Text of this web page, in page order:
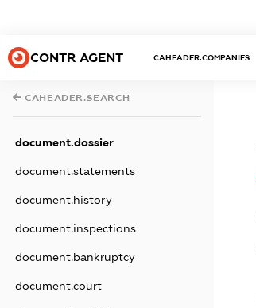
CONTR AGENT CAHEADER.COMPANIES
CAHEADER.SEARCH
document.dossier
document.statements
document.history
document.inspections
document.bankruptcy
document.court